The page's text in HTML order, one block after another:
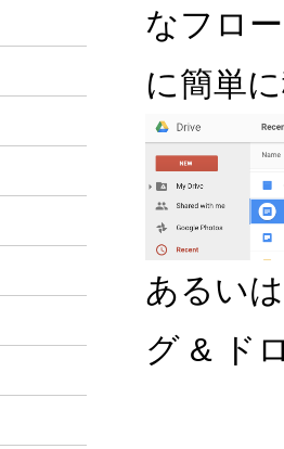
なフロ
に簡単
あるい
グ & ド